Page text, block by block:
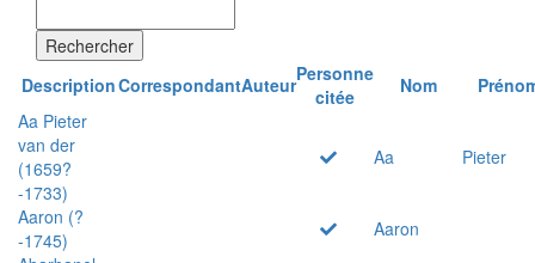
Rechercher
DescriptionCorrespondantAuteurPersonne
citée
Nom
Aa Pieter
van der
(1659?
-1733)
Aa Pieter
Aaron (?
-1745)
Aaron